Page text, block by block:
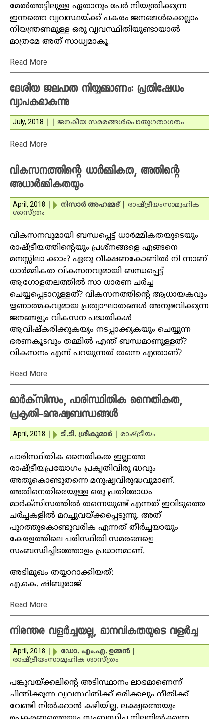
മേല്‍ത്തട്ടിലുള്ള ഏതാനും പേര്‍ നിയന്ത്രിക്കുന്ന
ഇന്നത്തെ വ്യവസ്ഥയ്ക്ക് പകരം ജനങ്ങള്‍ക്കെല്ലാം
നിയന്ത്രണമുള്ള ഒരു വ്യവസ്ഥിതിയുണ്ടായാല്‍
മാത്രമേ അത് സാധ്യമാകൂ.
Read More
ദേശീയ ജലപാത നിയ്യമ്മാണം: പ്രതിഷേധം
വ്യാപകമാകുന്നു
July, 2018 ജനകീയ സമരങ്ങള്‍പൊതുഗതാഗതം
Read More
വികസനത്തിന്റെ ധാര്‍മ്മികത, അതിന്റെ
അധാര്‍മ്മികതയും
April, 2018 നിസാര്‍ അഹമ്മദ് രാഷ്ട്രീയംസാമൂഹിക
ശാസ്ത്രം
വികസനവുമായി ബന്ധപ്പെട്ട് ധാര്‍മ്മികതയുടെയും
രാഷ്ട്രീയത്തിന്റെയും പ്രശ്‌നങ്ങളെ എങ്ങനെ
മനസ്സിലാ ക്കാം? ഏതു വീക്ഷണകോണില്‍ നി ന്നാണ്
ധാര്‍മ്മികത വികസനവുമായി ബന്ധപ്പെട്ട്
ആഗോളതലത്തില്‍ സാ ധാരണ ചര്‍ച്ച
ചെയ്യപ്പെടാറുള്ളത്? വികസനത്തിന്റെ ആധായകവും
ഋണാത്മകവുമായ പ്രത്യാഘാതങ്ങള്‍ അനുഭവിക്കുന്ന
ജനങ്ങളും വികസന പദ്ധതികള്‍
ആവിഷ്‌കരിക്കുകയും നടപ്പാക്കുകയും ചെയ്യുന്ന
ഭരണകൂടവും തമ്മില്‍ എന്ത് ബന്ധമാണുള്ളത്?
വികസനം എന്ന് പറയുന്നത് തന്നെ എന്താണ്?
Read More
മാര്‍ക്‌സിസം, പാരിസ്ഥിതിക നൈതികത,
പ്രകൃതി-മനുഷ്യബന്ധങ്ങള്‍
April, 2018 ടി.ടി. ശ്രീകുമാര്‍ രാഷ്ട്രീയം
പാരിസ്ഥിതിക നൈതികത ഇല്ലാത്ത
രാഷ്ട്രീയപ്രയോഗം പ്രകൃതിവിരു ദ്ധവും
അതുകൊണ്ടുതന്നെ മനുഷ്യവിരുദ്ധവുമാണ്.
അതിനെതിരെയുള്ള ഒരു പ്രതിരോധം
മാര്‍ക്‌സിസത്തില്‍ തന്നെയുണ്ട് എന്നത് ഇവിടുത്തെ
ചര്‍ച്ചകളില്‍ മറച്ചുവയ്ക്കപ്പെടുന്നു. അത്
പുറത്തുകൊണ്ടുവരിക എന്നത് തീര്‍ച്ചയായും
കേരളത്തിലെ പരിസ്ഥിതി സമരങ്ങളെ
സംബന്ധിച്ചിടത്തോളം പ്രധാനമാണ്.
അഭിമുഖം തയ്യാറാക്കിയത്:
എ.കെ. ഷിബുരാജ്‌
Read More
നിരന്തര വളര്‍ച്ചയല്ല, മാനവികതയുടെ വളര്‍ച്ച
April, 2018 ഡോ. എം.എ. ഉമ്മന്‍
രാഷ്ട്രീയംസാമൂഹിക ശാസ്ത്രം
പങ്കുവയ്ക്കലിന്റെ അടിസ്ഥാനം ലാഭമാണെന്ന്
ചിന്തിക്കുന്ന വ്യവസ്ഥിതിക്ക് ഒരിക്കലും നീതിക്ക്
വേണ്ടി നില്‍ക്കാന്‍ കഴിയില്ല. ലക്ഷ്യത്തെയും